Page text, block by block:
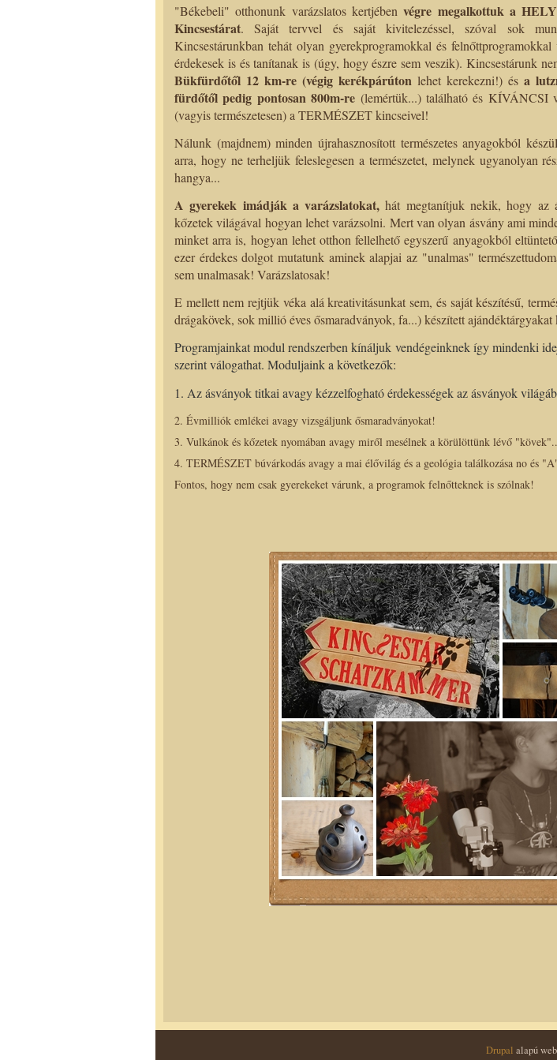
"Békebeli" otthonunk varázslatos kertjébenvégre megalkottuk a
Kincsestárat. Saját tervvel és saját kivitelezéssel, szóval sok
Kincsestárunkban tehát olyan gyerekprogramokkal és
érdekesek is és tanítanak is (úgy, hogy észre sem veszik). Kincsestárunk
Bükfürdőtől 12 km-re (végig kerékpárúton lehet kerekezni!) ésa
fürdőtől pedig pontosan 800m-re (lemértük...) található és KÍVÁNCSI
(vagyis természetesen) a TERMÉSZET kincseivel!
Nálunk (majdnem) minden újrahasznosított természetes anyagokból
arra, hogy ne terheljük feleslegesen a természetet, melynek ugyanolyan
hangya...
A gyerekek imádják a varázslatokat, hát megtanítjuk nekik, hogy az
kőzetek világával hogyan lehet varázsolni. Mert van olyan ásvány ami
minket arra is, hogyan lehet otthon fellelhető egyszerű anyagokból
ezer érdekes dolgot mutatunk aminek alapjai az "unalmas"
sem unalmasak! Varázslatosak!
E mellett nem rejtjük véka alá kreativitásunkat sem, és saját készítésű,
drágakövek, sok millió éves ősmaradványok, fa...) készített
Programjainkat modul rendszerben kínáljuk vendégeinknek így mindenki
szerint válogathat. Moduljaink a következők:
1. Az ásványok titkai avagy kézzelfogható érdekességek az ásványok
2. Évmilliók emlékei avagy vizsgáljunk ősmaradványokat!
3. Vulkánok és kőzetek nyomában avagy miről mesélnek a körülöttünk lévő
4. TERMÉSZET búvárkodás avagy a mai élővilág és a geológia találkozása no és
Fontos, hogy nem csak gyerekeket várunk, a programok felnőtteknek is szólnak!
Drupal alapú